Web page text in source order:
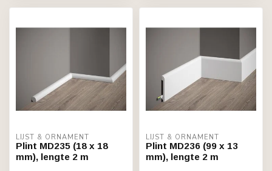
LIJST & ORNAMENT
Plint MD235 (18 x 18
mm), lengte 2 m
LIJST & ORNAMENT
Plint MD236 (99 x 13
mm), lengte 2 m